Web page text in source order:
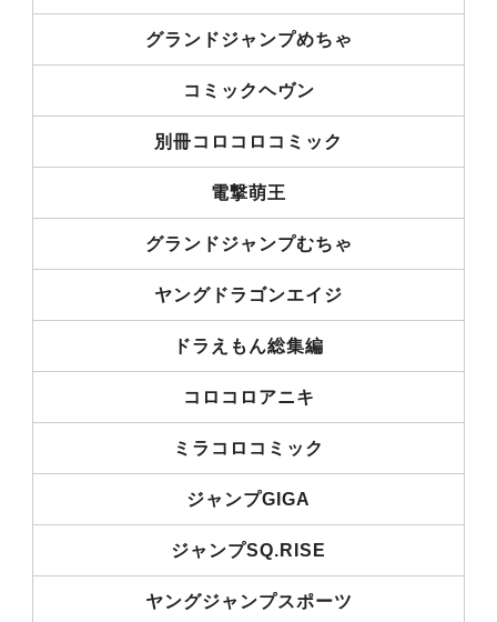
グランドジャンプめちゃ
コミックヘヴン
別冊コロコロコミック
電撃萌王
グランドジャンプむちゃ
ヤングドラゴンエイジ
ドラえもん総集編
コロコロアニキ
ミラコロコミック
ジャンプGIGA
ジャンプSQ.RISE
ヤングジャンプスポーツ